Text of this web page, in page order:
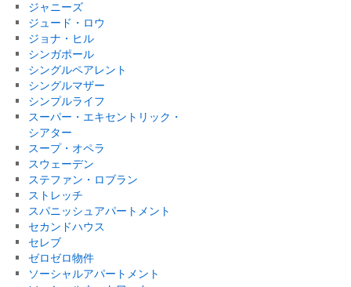
ジャニーズ
ジュード・ロウ
ジョナ・ヒル
シンガポール
シングルペアレント
シングルマザー
シンプルライフ
スーパー・エキセントリック・
シアター
スープ・オペラ
スウェーデン
ステファン・ロブラン
ストレッチ
スパニッシュアパートメント
セカンドハウス
セレブ
ゼロゼロ物件
ソーシャルアパートメント